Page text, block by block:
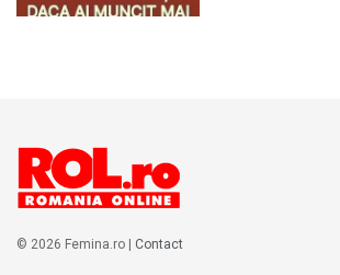
© 2026 Femina.ro | Contact